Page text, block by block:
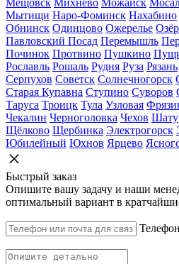
Мещовск Михнево Можайск
Мытищи Наро-Фоминск Нахабино
Обнинск Одинцово Ожерелье
Павловский Посад Перемышль
Починок Протвино Пушкино
Рославль Рошаль Рудня Руза Рязань
Серпухов Советск Солнечногорск
Старая Купавна Ступино Суворов
Таруса Троицк Тула Узловая
Чекалин Черноголовка Чехов
Щёлково Щербинка Электрогорск
Юбилейный Юхнов Ярцево
Быстрый заказ
Опишите вашу задачу и наши
оптимальный вариант в